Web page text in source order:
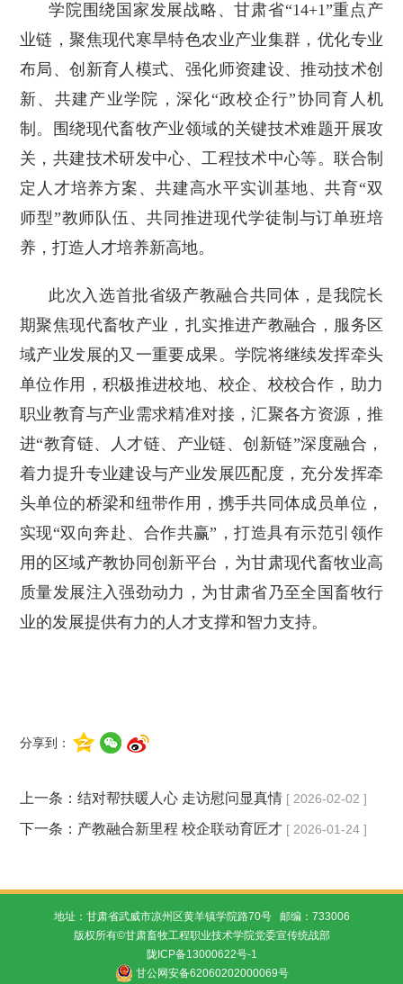
学院围绕国家发展战略、甘肃省“14+1”重点产
业链，聚焦现代寒旱特色农业产业集群，优化专业
布局、创新育人模式、强化师资建设、推动技术创
新、共建产业学院，深化“政校企行”协同育人机
制。围绕现代畜牧产业领域的关键技术难题开展攻
关，共建技术研发中心、工程技术中心等。联合制
定人才培养方案、共建高水平实训基地、共育“双
师型”教师队伍、共同推进现代学徒制与订单班培
养，打造人才培养新高地。
此次入选首批省级产教融合共同体，是我院长
期聚焦现代畜牧产业，扎实推进产教融合，服务区
域产业发展的又一重要成果。学院将继续发挥牵头
单位作用，积极推进校地、校企、校校合作，助力
职业教育与产业需求精准对接，汇聚各方资源，推
进“教育链、人才链、产业链、创新链”深度融合，
着力提升专业建设与产业发展匹配度，充分发挥牵
头单位的桥梁和纽带作用，携手共同体成员单位，
实现“双向奔赴、合作共赢”，打造具有示范引领作
用的区域产教协同创新平台，为甘肃现代畜牧业高
质量发展注入强劲动力，为甘肃省乃至全国畜牧行
业的发展提供有力的人才支撑和智力支持。
分享到：
上一条：结对帮扶暖人心 走访慰问显真情 [ 2026-02-02 ]
下一条： 产教融合新里程 校企联动育匠才 [ 2026-01-24 ]
地址：甘肃省武威市凉州区黄羊镇学院路70号 邮编：733006
版权所有©甘肃畜牧工程职业技术学院党委宣传统战部
陇ICP备13000622号-1
甘公网安备62060202000069号